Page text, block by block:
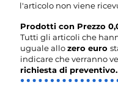
l'articolo non viene
Prodotti con Prezzo
Tutti gli articoli che
uguale allozero euro
indicare che verranno
richiesta di preventivo.